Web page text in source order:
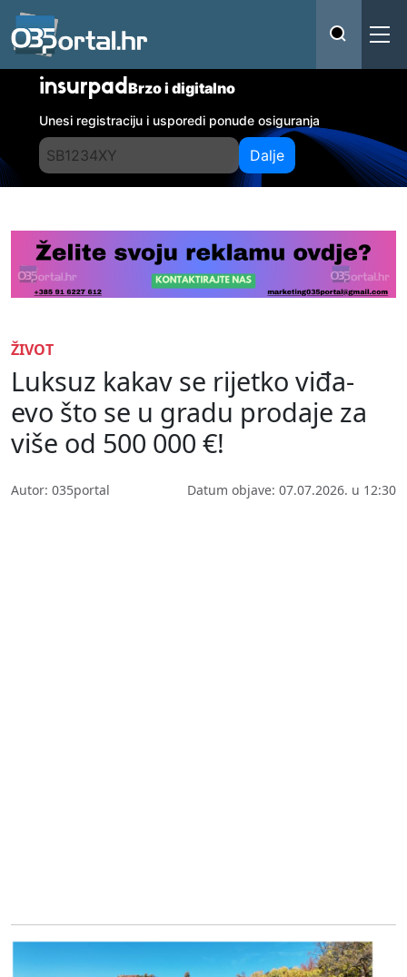
insurpadBrzo i digitalno
Unesi registraciju i usporedi ponude osiguranja
Dalje
ŽIVOT
Luksuz kakav se rijetko viđa-
evo što se u gradu prodaje za
više od 500 000 €!
Autor: 035portal Datum objave: 07.07.2026. u 12:30